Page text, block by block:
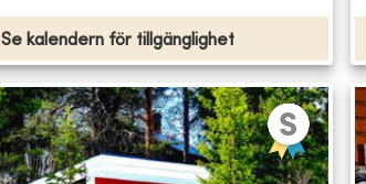
Se kalendern för tillgänglighet